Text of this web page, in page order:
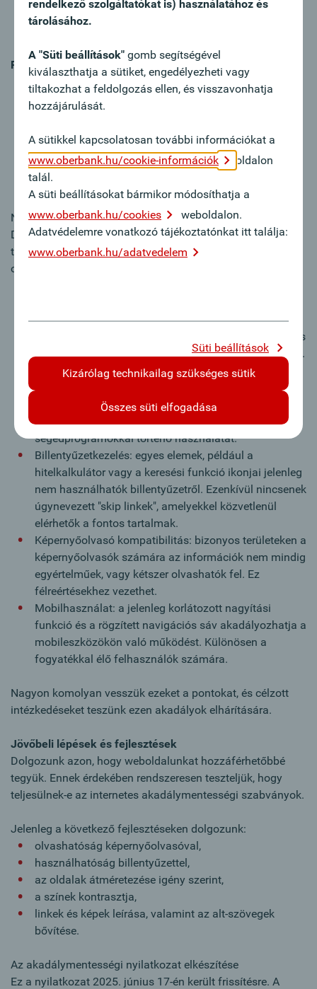
nem megfelelően vannak felcímkézve, vagy
Robusztusság
Ami már most is jól működik: a weboldal modern
technológián alapul, és technikailag rendszeresen
frissül. A HTML-kód nagyrészt érvényes, ami a
jövőbeni akadálymentes fejlesztés alapját képezi.
Mit lehet még javítani: az ARIA-szerepek helyenként
hiányoznak, vagy problémák vannak a
képernyőolvasókkal, különösen az űrlapoknál.
Nem akadálymentesen hozzáférhető tartalmak
Dolgozunk azon, hogy honlapunkat akadálymentessé
tegyük. A legutóbbi felülvizsgálat során találtunk néhány
olyan területet, amin még javíthatunk:
képernyőolvasók használói számára. Például egyes
címsorok nincsenek logikusan elrendezve, és bizonyos
elemek többször vagy helytelenül vannak felcímkézve.
Formanyomtatványok: egyes nyomtatványok mezői
nem megfelelően vannak felcímkézve, vagy nincs
megfeleltetés a beviteli mező és a leírás között. Ez
megnehezítheti a nyomtatványok egér nélküli vagy
segédprogramokkal történő használatát.
Billentyűzetkezelés: egyes elemek, például a
hitelkalkulátor vagy a keresési funkció ikonjai jelenleg
nem használhatók billentyűzetről. Ezenkívül nincsenek
úgynevezett "skip linkek", amelyekkel közvetlenül
elérhetők a fontos tartalmak.
Képernyőolvasó kompatibilitás: bizonyos területeken a
képernyőolvasók számára az információk nem mindig
egyértelműek, vagy kétszer olvashatók fel. Ez
félreértésekhez vezethet.
Mobilhasználat: a jelenleg korlátozott nagyítási
funkció és a rögzített navigációs sáv akadályozhatja a
mobileszközökön való működést. Különösen a
fogyatékkal élő felhasználók számára.
Nagyon komolyan vesszük ezeket a pontokat, és célzott
intézkedéseket teszünk ezen akadályok elhárítására.
Jövőbeli lépések és fejlesztések
Dolgozunk azon, hogy weboldalunkat hozzáférhetőbbé
tegyük. Ennek érdekében rendszeresen teszteljük, hogy
teljesülnek-e az internetes akadálymentességi szabványok.
Jelenleg a következő fejlesztéseken dolgozunk:
olvashatóság képernyőolvasóval,
használhatóság billentyűzettel,
az oldalak átméretezése igény szerint,
a színek kontrasztja,
linkek és képek leírása, valamint az alt-szövegek
bővítése.
Az akadálymentességi nyilatkozat elkészítése
Ez a nyilatkozat 2025. június 17-én került frissítésre. A
rendelkező szolgáltatókat is) használatához és
tárolásához.
A "Süti beállítások" gomb segítségével
kiválaszthatja a sütiket, engedélyezheti vagy
tiltakozhat a feldolgozás ellen, és visszavonhatja
hozzájárulását.
A sütikkel kapcsolatosan további információkat a
www.oberbank.hu/cookie-információk
oldalon
talál.
A süti beállításokat bármikor módosíthatja a
www.oberbank.hu/cookies
weboldalon.
Adatvédelemre vonatkozó tájékoztatónkat itt találja:
www.oberbank.hu/adatvedelem
Süti beállítások
Kizárólag technikailag szükséges sütik
Összes süti elfogadása